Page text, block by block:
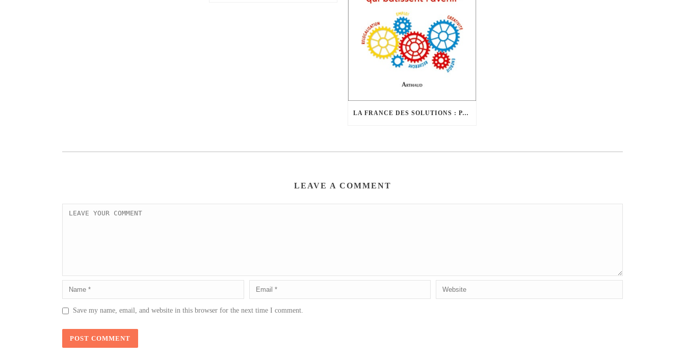
LA FRANCE DES SOLUTIONS : PARUTION DU LIVRE LE 15 MARS 2017 !
LEAVE A COMMENT
Save my name, email, and website in this browser for the next time I comment.